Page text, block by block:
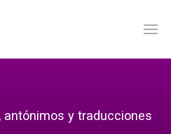
antónimos y traducciones